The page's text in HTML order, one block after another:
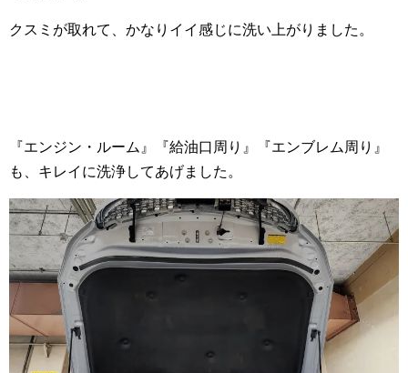
クスミが取れて、かなりイイ感じに洗い上がりました。
『エンジン・ルーム』『給油口周り』『エンブレム周り』
も、キレイに洗浄してあげました。